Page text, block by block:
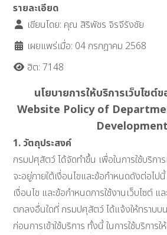
รายละเอียด
เขียนโดย: คุณ สิริพัชร จิรจีรังชัย
เผยแพร่เมื่อ: 04 กรกฎาคม 2568
ฮิต: 7148
นโยบายการให้บริการเว็บไซ
Website Policy of
Development
1. วัตถุประสงค์
กรมปศุสัตว์ ได้จัดทำขึ้น เพื่อในการใช้บริกา
จะอยู่ภายใต้เงื่อนไขและข้อกำหนดดังต่อไป
เงื่อนไข และข้อกำหนดการใช้งานเว็บไซต์ แ
ตกลงอื่นใดที่ กรมปศุสัตว์ ได้แจ้งให้ทราบบน
ก่อนการเข้าใช้บริการ ทั้งนี้ ในการใช้บริการใ